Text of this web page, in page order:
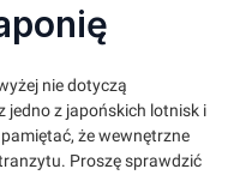
nie dotyczą
jedno z japońskich lotnisk i
że wewnętrzne
Proszę sprawdzić